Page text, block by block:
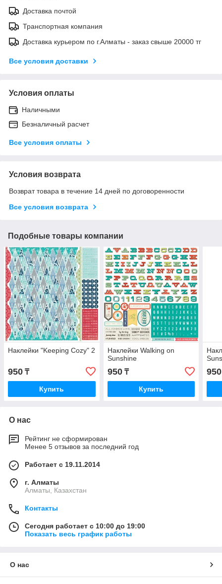
Доставка почтой
Транспортная компания
Доставка курьером по г.Алматы - заказ свыше 20000 тг
Все условия доставки
Условия оплаты
Наличными
Безналичный расчет
Все условия оплаты
Условия возврата
Возврат товара в течение 14 дней по договоренности
Все условия возврата
Подобные товары компании
Наклейки "Keeping Cozy" 2
950 ₸
Купить
Наклейки Walking on
Sunshine
950₸
Купить
950
О нас
Рейтинг не сформирован
Менее 5 отзывов за последний год
Работает с 19.11.2014
г. Алматы
Алматы, Казахстан
Контакты
Сегодня работает с 10:00 до 19:00
Показать весь график работы
О нас